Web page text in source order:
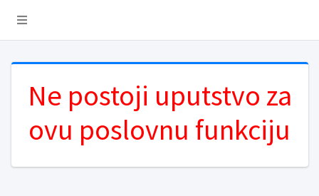
Ne postoji uputstvo za
ovu poslovnu funkciju